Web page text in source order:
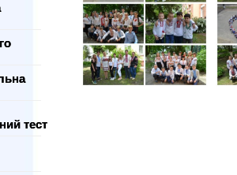
тест